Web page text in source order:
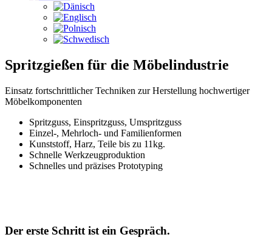
Spritzgießen für die Möbelindustrie
Einsatz fortschrittlicher Techniken zur Herstellung hochwertiger
Möbelkomponenten
Spritzguss, Einspritzguss, Umspritzguss
Einzel-, Mehrloch- und Familienformen
Kunststoff, Harz, Teile bis zu 11kg.
Schnelle Werkzeugproduktion
Schnelles und präzises Prototyping
Der erste Schritt ist ein Gespräch.